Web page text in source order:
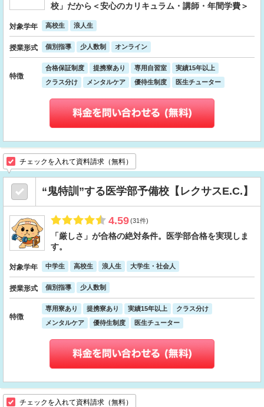
校」だから＜安心のカリキュラム・講師・年間学費＞
対象学年 高校生 浪人生
授業形式 個別指導 少人数制 オンライン
特徴
合格保証制度 提携寮あり 専用自習室
実績15年以上
クラス分け
メンタルケア 優待生制度 医生チューター
チェックを入れて資料請求（無料）
“鬼特訓”する医学部予備校【レクサスE.C.】
4.59(31件)
「厳しさ」が合格の絶対条件。医学部合格を実現しま
す。
対象学年 中学生 高校生 浪人生 大学生・社会人
授業形式 個別指導 少人数制
特徴
専用寮あり 提携寮あり 実績15年以上
クラス分け
メンタルケア
優待生制度 医生チューター
チェックを入れて資料請求（無料）